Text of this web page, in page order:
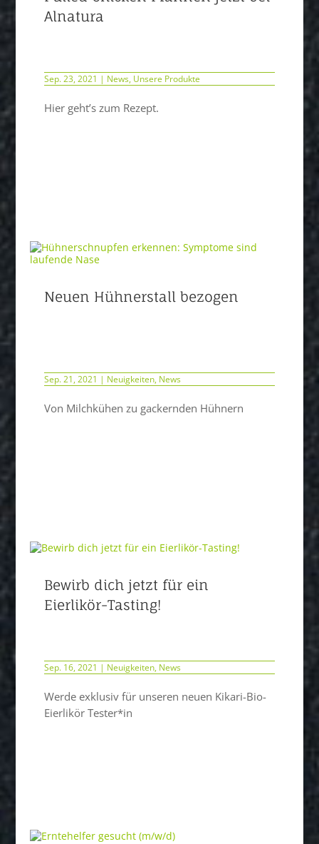
Alnatura
Sep. 23, 2021 | News, Unsere Produkte
Hier geht’s zum Rezept.
Neuen Hühnerstall bezogen
Sep. 21, 2021 | Neuigkeiten, News
Von Milchkühen zu gackernden Hühnern
Bewirb dich jetzt für ein
Eierlikör-Tasting!
Sep. 16, 2021 | Neuigkeiten, News
Werde exklusiv für unseren neuen Kikari-Bio-
Eierlikör Tester*in